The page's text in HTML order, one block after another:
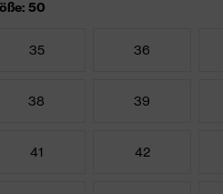
50
35 36
38 39
41 42